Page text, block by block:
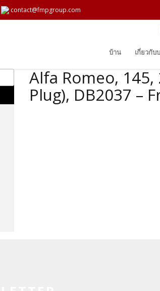
contact@fmpgroup.com
บ้าน เกี่ยวกับ
Alfa Romeo,
Plug), DB2037 –